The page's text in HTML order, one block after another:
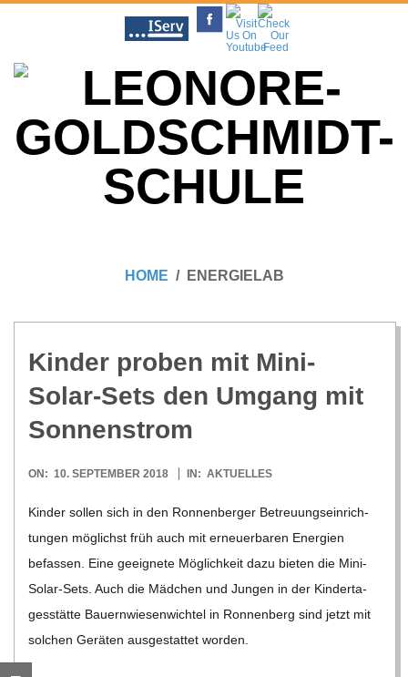
content
O
N
O
R
E
G
O
HOME ENERGIELAB
Kin­der pro­ben mit Mini-
Solar-Sets den Umgang mit
Sonnenstrom
2018-
ON: 10. SEPTEMBER 2018 IN: AKTUELLES
Kin­der sol­len sich in den Ron­nen­ber­ger Betreu­ungs­ein­rich­
tun­gen mög­lichst früh auch mit erneu­er­ba­ren Ener­gien
befas­sen. Eine geeig­nete Mög­lich­keit dazu bie­ten die Mini-
Solar-Sets. Auch die Mäd­chen und Jun­gen in der Kin­der­ta­
ges­stätte Bau­ern­wie­sen­wich­tel in Ron­nen­berg sind jetzt mit
sol­chen Gerä­ten aus­ge­stat­tet wor­den.